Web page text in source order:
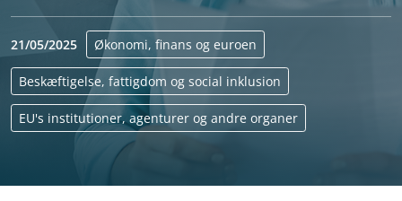
21/05/2025 Økonomi, finans og euroen
Beskæftigelse, fattigdom og social inklusion
EU's institutioner, agenturer og andre organer